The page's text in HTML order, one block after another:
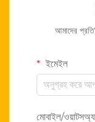
আমাদের
ইমেইল
মোবাইল/